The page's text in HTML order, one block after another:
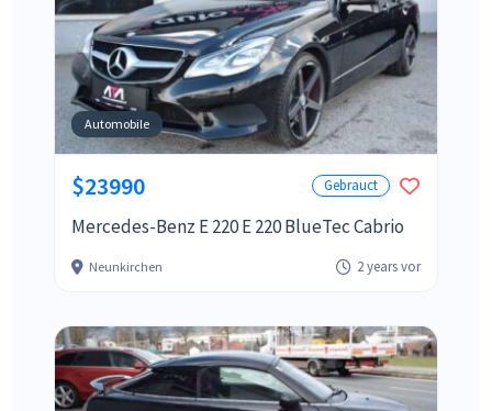
Automobile
$23990 Gebrauct
Mercedes-Benz E 220 E 220 BlueTec Cabrio
Neunkirchen 2 years vor